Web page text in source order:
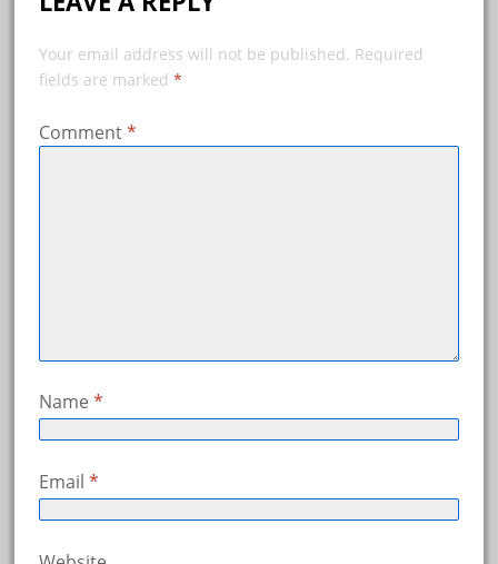
Your email address will not be published. Required
fields are marked *
Comment*
Name *
Email *